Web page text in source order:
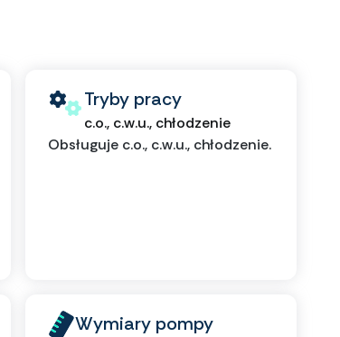
Tryby pracy
c.o., c.w.u., chłodzenie
Obsługuje c.o., c.w.u., chłodzenie.
Wymiary pompy